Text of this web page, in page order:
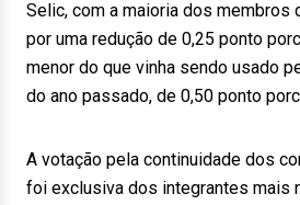
Selic, com a maioria dos membros
por uma redução de 0,25 ponto
menor do que vinha sendo usado
do ano passado, de 0,50 ponto
A votação pela continuidade dos
foi exclusiva dos integrantes mais